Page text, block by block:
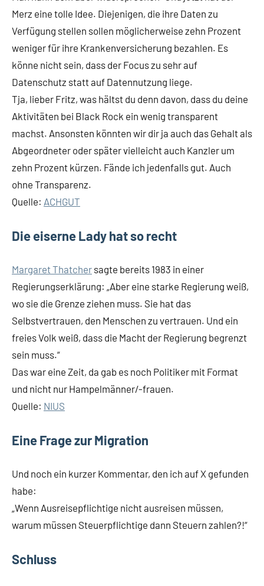
Merz eine tolle Idee. Diejenigen, die ihre Daten zu
Verfügung stellen sollen möglicherweise zehn Prozent
weniger für ihre Krankenversicherung bezahlen. Es
könne nicht sein, dass der Focus zu sehr auf
Datenschutz statt auf Datennutzung liege.
Tja, lieber Fritz, was hältst du denn davon, dass du deine
Aktivitäten bei Black Rock ein wenig transparent
machst. Ansonsten könnten wir dir ja auch das Gehalt als
Abgeordneter oder später vielleicht auch Kanzler um
zehn Prozent kürzen. Fände ich jedenfalls gut. Auch
ohne Transparenz.
Quelle: ACHGUT
Die eiserne Lady hat so recht
Margaret Thatcher sagte bereits 1983 in einer
Regierungserklärung: „Aber eine starke Regierung weiß,
wo sie die Grenze ziehen muss. Sie hat das
Selbstvertrauen, den Menschen zu vertrauen. Und ein
freies Volk weiß, dass die Macht der Regierung begrenzt
sein muss.“
Das war eine Zeit, da gab es noch Politiker mit Format
und nicht nur Hampelmänner/-frauen.
Quelle: NIUS
Eine Frage zur Migration
Und noch ein kurzer Kommentar, den ich auf X gefunden
habe:
„Wenn Ausreisepflichtige nicht ausreisen müssen,
warum müssen Steuerpflichtige dann Steuern zahlen?!“
Schluss